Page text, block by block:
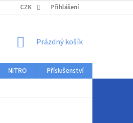
CZK Přihlášení
NÁKUPNÍ
Prázdný košík
NITRO Příslušenství